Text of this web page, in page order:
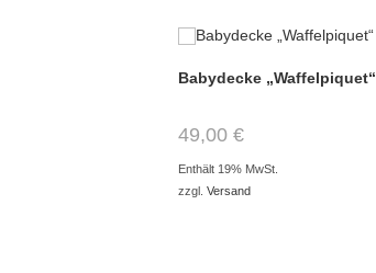
Babydecke „Waffelpiquet“
49,00€
Enthält 19% MwSt.
zzgl.Versand